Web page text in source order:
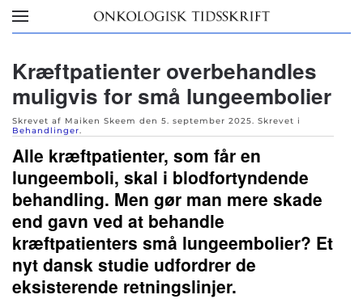
Skip to main content
Kræftpatienter overbehandles
muligvis for små lungeembolier
Skrevet af Maiken Skeem den 5. september 2025. Skrevet i
Behandlinger.
Alle kræftpatienter, som får en
lungeemboli, skal i blodfortyndende
behandling. Men gør man mere skade
end gavn ved at behandle
kræftpatienters små lungeembolier? Et
nyt dansk studie udfordrer de
eksisterende retningslinjer.